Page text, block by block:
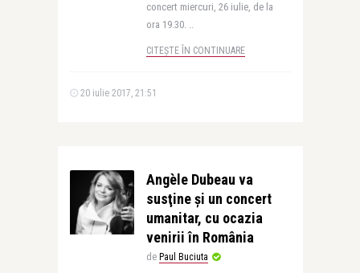
concert miercuri, 26 iulie, de la
ora 19.30. ..
CITEȘTE ÎN CONTINUARE
20 iulie 2017, 21:51
Angèle Dubeau va
susţine şi un concert
umanitar, cu ocazia
venirii în România
de Paul Buciuta